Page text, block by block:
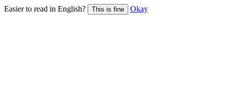
Easier to read in English? This is fine Okay